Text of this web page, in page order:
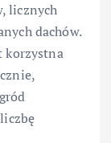
licznych
dachów.
korzystna